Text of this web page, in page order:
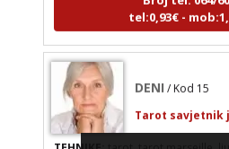
Tarot savjetnik
TEHNIKE:tarot, tarot marseille,